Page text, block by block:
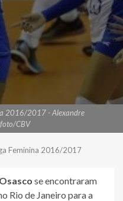
2016/2017 - Alexandre
CBV
Feminina 2016/2017
se encontraram
Rio de Janeiro para a